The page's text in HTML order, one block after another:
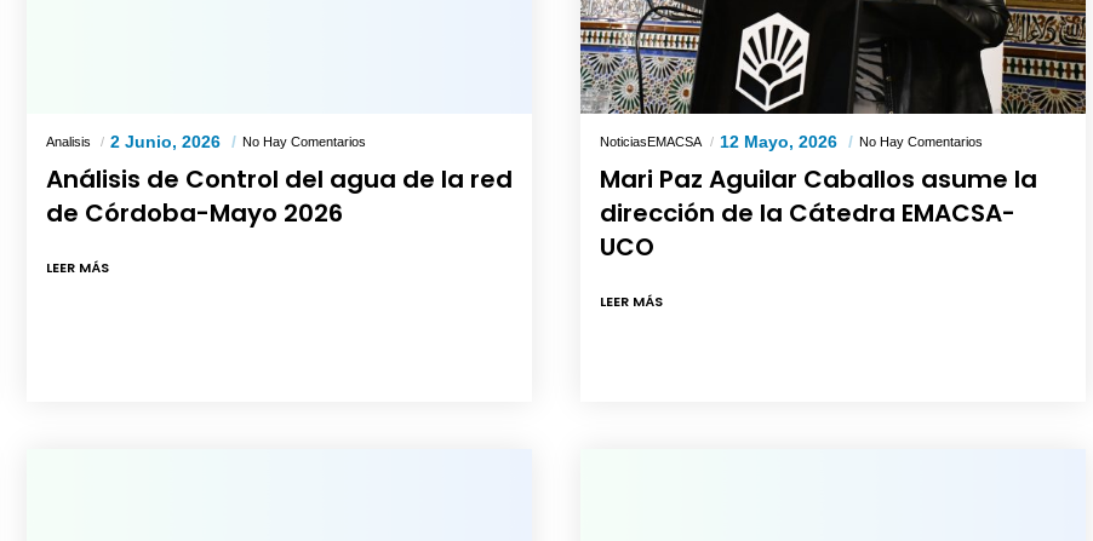
Analisis 2 Junio, 2026 No Hay Comentarios
Análisis de Control del agua de la red
de Córdoba-Mayo 2026
LEER MÁS
NoticiasEMACSA 12 Mayo, 2026 No Hay Comentarios
Mari Paz Aguilar Caballos asume la
dirección de la Cátedra EMACSA-
UCO
LEER MÁS